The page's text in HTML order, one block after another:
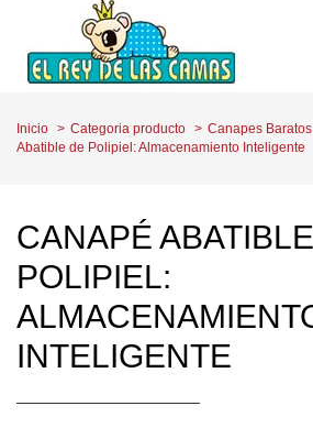
Inicio Categoria producto Canapes
Abatible de Polipiel: Almacenamiento Inteligente
CANAPÉ
POLIPIEL:
INTELIGENTE